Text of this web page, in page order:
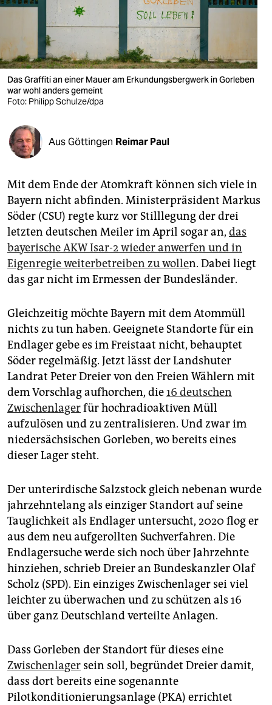
wahrheit
verlag
verlag
veranstaltungen
fragen & hilfe
abo
genossenschaft
epaper login
Das Graffiti an einer Mauer am Erkundungsbergwerk in Gorleben
war wohl anders gemeint
Foto: Philipp Schulze/dpa
Aus Göttingen Reimar Paul
Mit dem Ende der Atomkraft können sich viele in
Bayern nicht abfinden. Ministerpräsident Markus
Söder (CSU) regte kurz vor Stilllegung der drei
letzten deutschen Meiler im April sogar an, das
bayerische AKW Isar-2 wieder anwerfen und in
Eigenregie weiterbetreiben zu wollen. Dabei liegt
das gar nicht im Ermessen der Bundesländer.
Gleichzeitig möchte Bayern mit dem Atommüll
nichts zu tun haben. Geeignete Standorte für ein
Endlager gebe es im Freistaat nicht, behauptet
Söder regelmäßig. Jetzt lässt der Landshuter
Landrat Peter Dreier von den Freien Wählern mit
dem Vorschlag aufhorchen, die16 deutschen
Zwischenlagerfür hochradioaktiven Müll
aufzulösen und zu zentralisieren. Und zwar im
niedersächsischen Gorleben, wo bereits eines
dieser Lager steht.
Der unterirdische Salzstock gleich nebenan wurde
jahrzehntelang als einziger Standort auf seine
Tauglichkeit als Endlager untersucht, 2020 flog er
aus dem neu aufgerollten Suchverfahren. Die
Endlagersuche werde sich noch über Jahrzehnte
hinziehen, schrieb Dreier an Bundeskanzler Olaf
Scholz (SPD). Ein einziges Zwischenlager sei viel
leichter zu überwachen und zu schützen als 16
über ganz Deutschland verteilte Anlagen.
Dass Gorleben der Standort für dieses eine
Zwischenlager sein soll, begründet Dreier damit,
dass dort bereits eine sogenannte
Pilotkonditionierungsanlage (PKA) errichtet